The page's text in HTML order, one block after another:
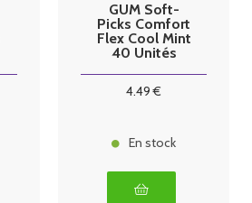
GUM Soft-
Picks Comfort
Flex Cool Mint
40 Unités
4.49 €
En stock